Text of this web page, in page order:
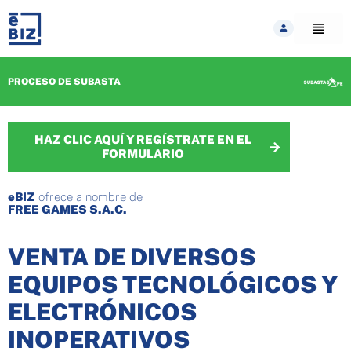
content
PROCESO DE SUBASTA
HAZ CLIC AQUÍ Y REGÍSTRATE EN EL
FORMULARIO
eBIZ ofrece a nombre de
FREE GAMES S.A.C.
VENTA DE DIVERSOS
EQUIPOS TECNOLÓGICOS Y
ELECTRÓNICOS
INOPERATIVOS